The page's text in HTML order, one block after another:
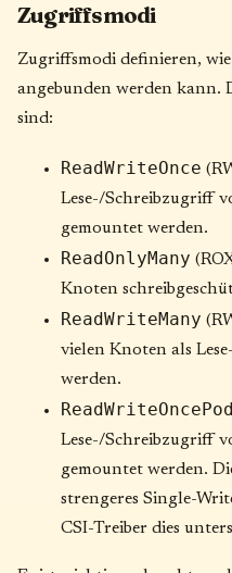
Zugriffsmodi
Zugriffsmodi definieren,
angebunden werden kann.
sind:
ReadWriteOnce
Lese-/Schreibzugriff
gemountet werden.
ReadOnlyMany
Knoten
ReadWriteMany
vielen Knoten als
werden.
ReadWriteOncePod
Lese-/Schreibzugriff
gemountet werden.
strengeres Single-
CSI-Treiber dies